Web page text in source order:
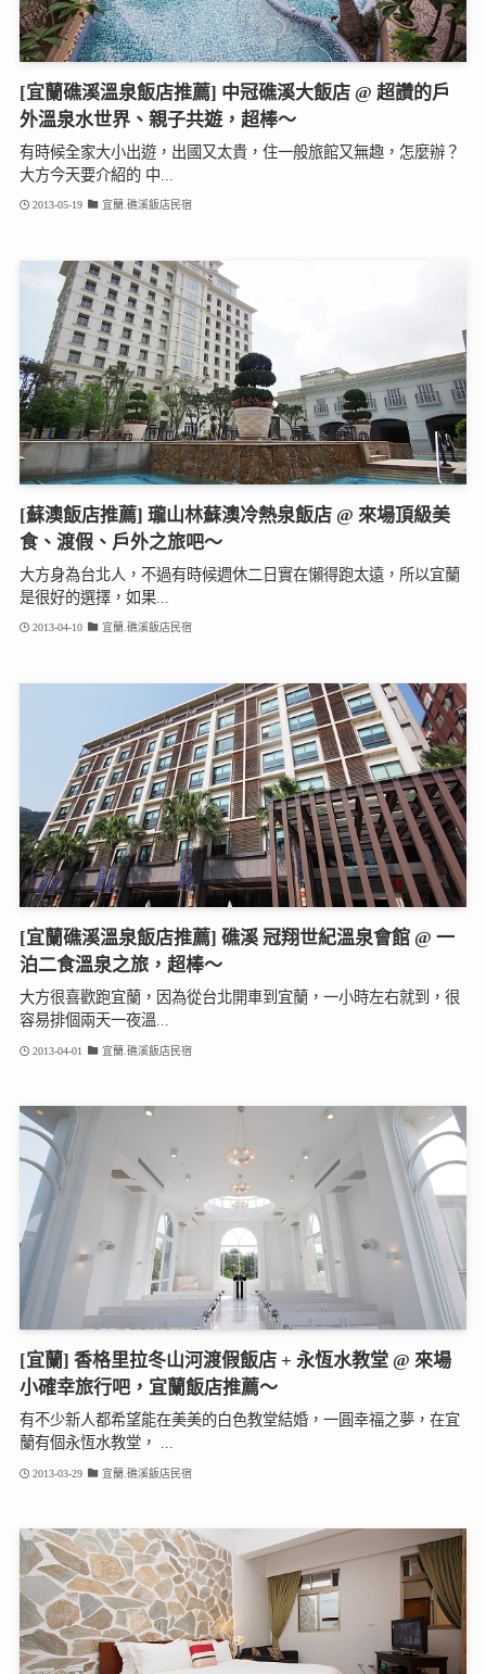
[宜蘭礁溪溫泉飯店推薦] 中冠礁溪大飯店 @ 超讚的戶
外溫泉水世界、親子共遊，超棒～
有時候全家大小出遊，出國又太貴，住一般旅館又無趣，怎麼辦？
大方今天要介紹的 中...
2013-05-19 宜蘭.礁溪飯店民宿
[蘇澳飯店推薦] 瓏山林蘇澳冷熱泉飯店 @ 來場頂級美
食、渡假、戶外之旅吧～
大方身為台北人，不過有時候週休二日實在懶得跑太遠，所以宜蘭
是很好的選擇，如果...
2013-04-10 宜蘭.礁溪飯店民宿
[宜蘭礁溪溫泉飯店推薦] 礁溪 冠翔世紀溫泉會館 @ 一
泊二食溫泉之旅，超棒～
大方很喜歡跑宜蘭，因為從台北開車到宜蘭，一小時左右就到，很
容易排個兩天一夜溫...
2013-04-01 宜蘭.礁溪飯店民宿
[宜蘭] 香格里拉冬山河渡假飯店 + 永恆水教堂 @ 來場
小確幸旅行吧，宜蘭飯店推薦～
有不少新人都希望能在美美的白色教堂結婚，一圓幸福之夢，在宜
蘭有個永恆水教堂， ...
2013-03-29 宜蘭.礁溪飯店民宿